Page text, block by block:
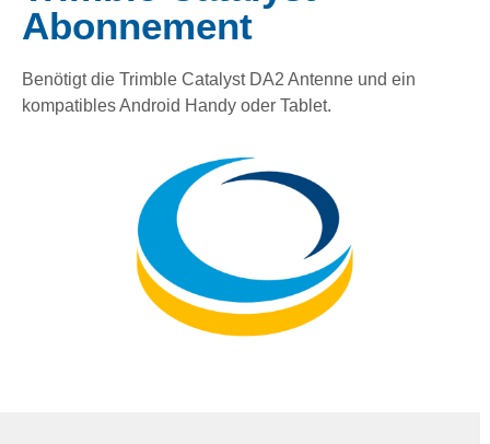
Abonnement
Benötigt die Trimble Catalyst DA2 Antenne und ein
kompatibles Android Handy oder Tablet.